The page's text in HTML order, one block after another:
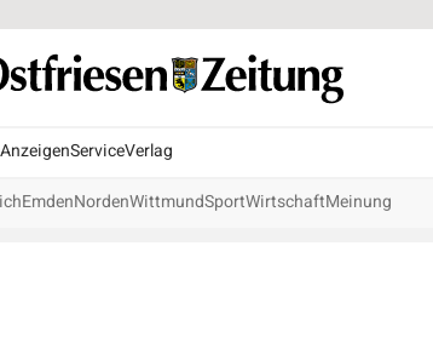
AnzeigenServiceVerlag
EmdenNordenWittmundSportWirtschaftMeinung